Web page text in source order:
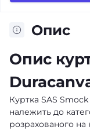
Опис
Опис
Куртка SAS
належить до
розрахованого на